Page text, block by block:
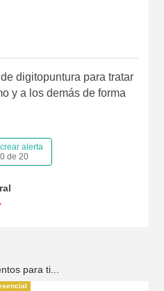
digitopuntura para tratar
y a los demás de forma
crear alerta
0 de 20
para ti...